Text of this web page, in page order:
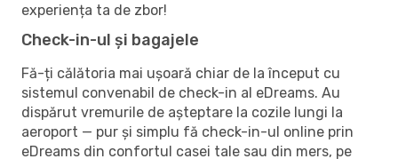
experiența ta de zbor!
Check-in-ul și bagajele
Fă-ți călătoria mai ușoară chiar de la început cu
sistemul convenabil de check-in al eDreams. Au
dispărut vremurile de așteptare la cozile lungi la
aeroport — pur și simplu fă check-in-ul online prin
eDreams din confortul casei tale sau din mers, pe